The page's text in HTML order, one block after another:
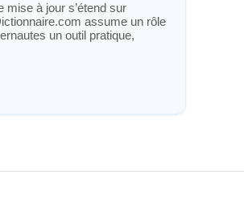
mise à jour s’étend sur
assume un rôle
un outil pratique,